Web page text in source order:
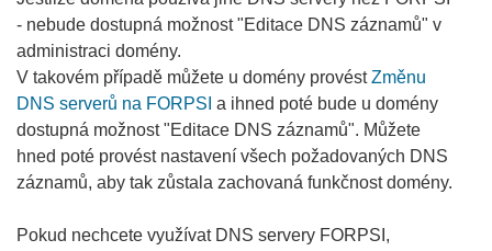
- nebude dostupná možnost "Editace DNS záznamů" v
administraci domény.
V takovém případě můžete u domény provéstZměnu
DNS serverů na FORPSI a ihned poté bude u domény
dostupná možnost "Editace DNS záznamů". Můžete
hned poté provést nastavení všech požadovaných DNS
záznamů, aby tak zůstala zachovaná funkčnost domény.
Pokud nechcete využívat DNS servery FORPSI,